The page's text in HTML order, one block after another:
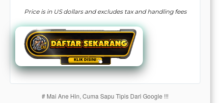
a single
end
product
which
end
users
are not
charged
for. The
Price is in US dollars and excludes tax and handling fees
# Mai Ane Hin, Cuma Sapu Tipis Dari Google !!!